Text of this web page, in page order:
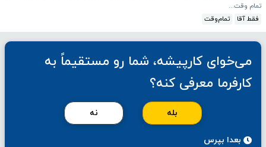
تمام وقت...
فقط آقا
تمام‌وقت
می‌خوای کارپیشه، شما رو مستقیماً به
کارفرما معرفی کنه؟
بله نه
بعدا بپرس